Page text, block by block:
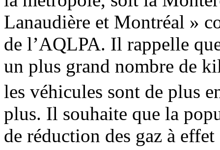
Lanaudière et Montréal »
de l’AQLPA. Il rappelle
un plus grand nombre de
les véhicules sont de plus
plus. Il souhaite que la
de réduction des gaz à